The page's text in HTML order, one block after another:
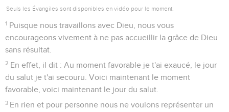
Seuls les Évangiles sont disponibles en vidéo pour le moment.
1 Puisque nous travaillons avec Dieu, nous vous
encourageons vivement à ne pas accueillir la grâce de Dieu
sans résultat.
2 En effet, il dit : Au moment favorable je t'ai exaucé, le jour
du salut je t'ai secouru. Voici maintenant le moment
favorable, voici maintenant le jour du salut.
3 En rien et pour personne nous ne voulons représenter un